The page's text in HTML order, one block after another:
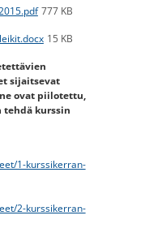
777 KB
15 KB
sijaitsevat
ovat piilotettu,
kurssin
1-kurssikerran-
2-kurssikerran-